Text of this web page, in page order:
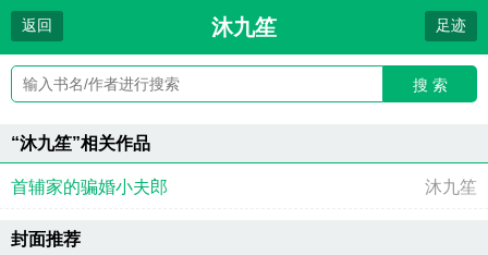
返回 沐九笙 足迹
搜 索
“沐九笙”相关作品
首辅家的骗婚小夫郎 沐九笙
封面推荐